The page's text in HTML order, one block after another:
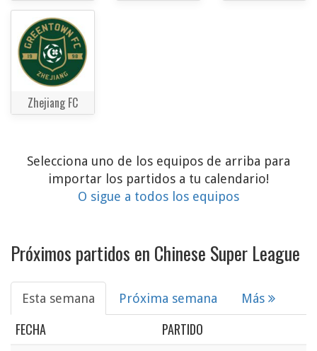
Zhejiang FC
Selecciona uno de los equipos de arriba para
importar los partidos a tu calendario!
O sigue a todos los equipos
Próximos partidos en Chinese Super League
Esta semana Próxima semana Más
FECHA PARTIDO